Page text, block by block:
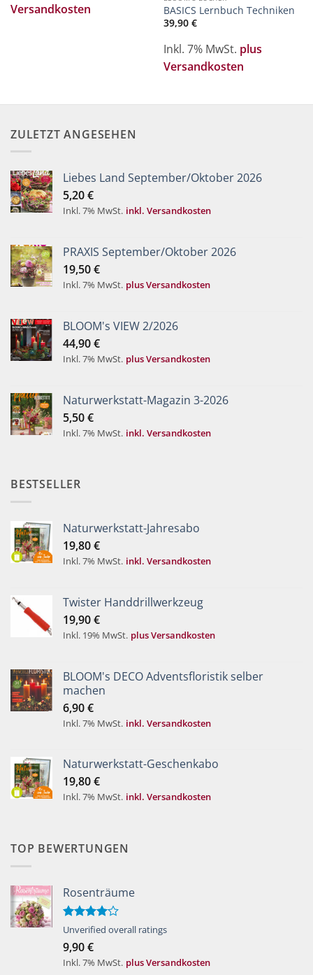
Versandkosten
BASICS Lernbuch Techniken
39,90 €
Inkl. 7% MwSt. plus
Versandkosten
ZULETZT ANGESEHEN
Liebes Land September/Oktober 2026
5,20€
Inkl. 7% MwSt. inkl. Versandkosten
PRAXIS September/Oktober 2026
19,50€
Inkl. 7% MwSt. plus Versandkosten
BLOOM's VIEW 2/2026
44,90€
Inkl. 7% MwSt. plus Versandkosten
Naturwerkstatt-Magazin 3-2026
5,50€
Inkl. 7% MwSt. inkl. Versandkosten
BESTSELLER
Naturwerkstatt-Jahresabo
19,80€
Inkl. 7% MwSt. inkl. Versandkosten
Twister Handdrillwerkzeug
19,90€
Inkl. 19% MwSt. plus Versandkosten
BLOOM's DECO Adventsfloristik selber
machen
6,90€
Inkl. 7% MwSt. inkl. Versandkosten
Naturwerkstatt-Geschenkabo
19,80€
Inkl. 7% MwSt. inkl. Versandkosten
TOP BEWERTUNGEN
Rosenträume
Bewertet
von 5
Unverified overall ratings
9,90€
Inkl. 7% MwSt. plus Versandkosten